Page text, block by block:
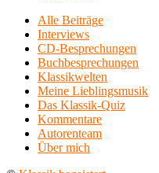
Alle Beiträge
Interviews
CD-Besprechungen
Buchbesprechungen
Klassikwelten
Meine Lieblingsmusik
Das Klassik-Quiz
Kommentare
Autorenteam
Über mich